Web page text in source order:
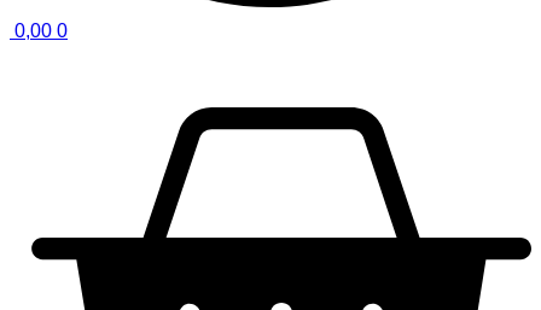
0,00 0